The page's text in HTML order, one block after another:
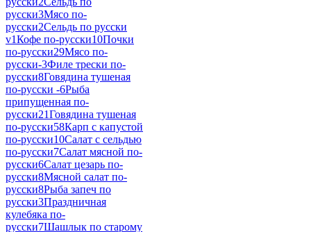
русски3Мясо по-
русски2Сельдь по русски
v1Кофе по-русски10Почки
по-русски29Мясо по-
русски-3Филе трески по-
русски8Говядина тушеная
по-русски -6Рыба
припущенная по-
русски21Говядина тушеная
по-русски58Карп с капустой
по-русски10Салат с сельдью
по-русски7Салат мясной по-
русски6Салат цезарь по-
русски8Мясной салат по-
русски8Рыба запеч по
русски3Праздничная
кулебяка по-
русски7Шашлык по старому